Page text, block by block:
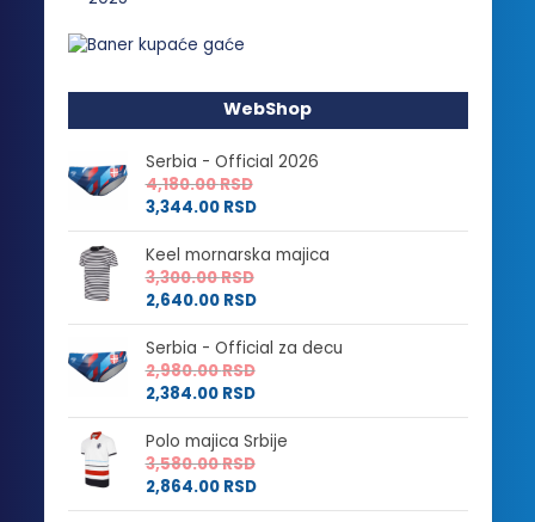
WebShop
Serbia - Official 2026
4,180.00RSD
3,344.00 RSD
Keel mornarska majica
3,300.00RSD
2,640.00 RSD
Serbia - Official za decu
2,980.00RSD
2,384.00 RSD
Polo majica Srbije
3,580.00RSD
2,864.00 RSD